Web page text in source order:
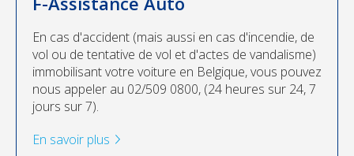
En cas d'accident (mais aussi en cas d'incendie, de
vol ou de tentative de vol et d'actes de vandalisme)
immobilisant votre voiture en Belgique, vous pouvez
nous appeler au 02/509 0800, (24 heures sur 24, 7
jours sur 7).
En savoir plus